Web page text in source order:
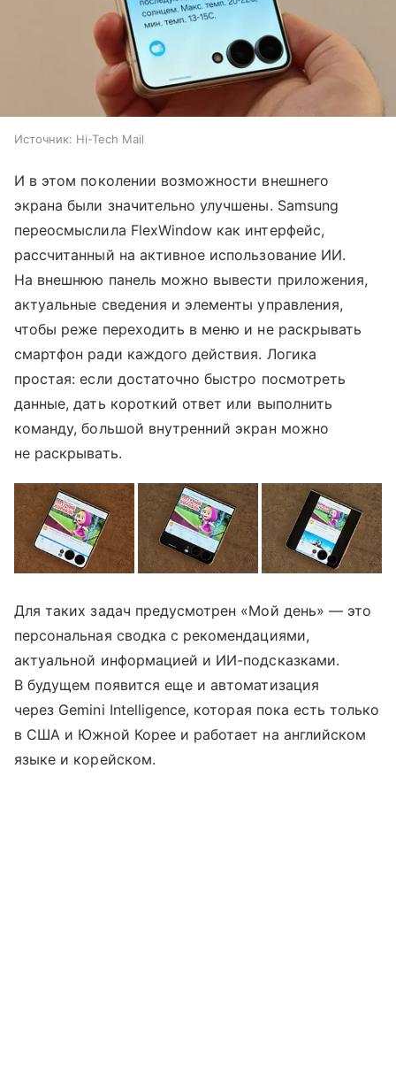
Источник: Hi-Tech Mail
И в этом поколении возможности внешнего
экрана были значительно улучшены. Samsung
переосмыслила FlexWindow как интерфейс,
рассчитанный на активное использование ИИ.
На внешнюю панель можно вывести приложения,
актуальные сведения и элементы управления,
чтобы реже переходить в меню и не раскрывать
смартфон ради каждого действия. Логика
простая: если достаточно быстро посмотреть
данные, дать короткий ответ или выполнить
команду, большой внутренний экран можно
не раскрывать.
Для таких задач предусмотрен «Мой день» — это
персональная сводка с рекомендациями,
актуальной информацией и ИИ-подсказками.
В будущем появится еще и автоматизация
через Gemini Intelligence, которая пока есть только
в США и Южной Корее и работает на английском
языке и корейском.